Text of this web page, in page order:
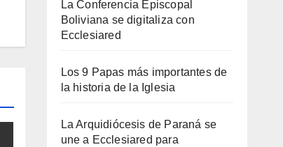
La Conferencia Episcopal
Boliviana se digitaliza con
Ecclesiared
Los 9 Papas más importantes de
la historia de la Iglesia
La Arquidiócesis de Paraná se
une a Ecclesiared para